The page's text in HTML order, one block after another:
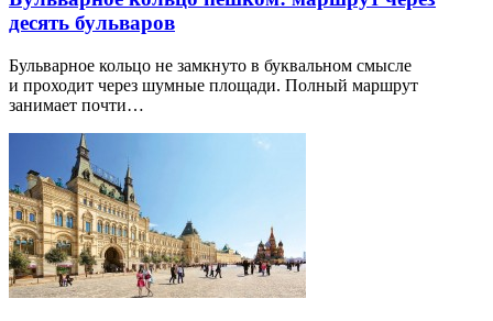
десять бульваров
Бульварное кольцо не замкнуто в буквальном смысле
и проходит через шумные площади. Полный маршрут
занимает почти…